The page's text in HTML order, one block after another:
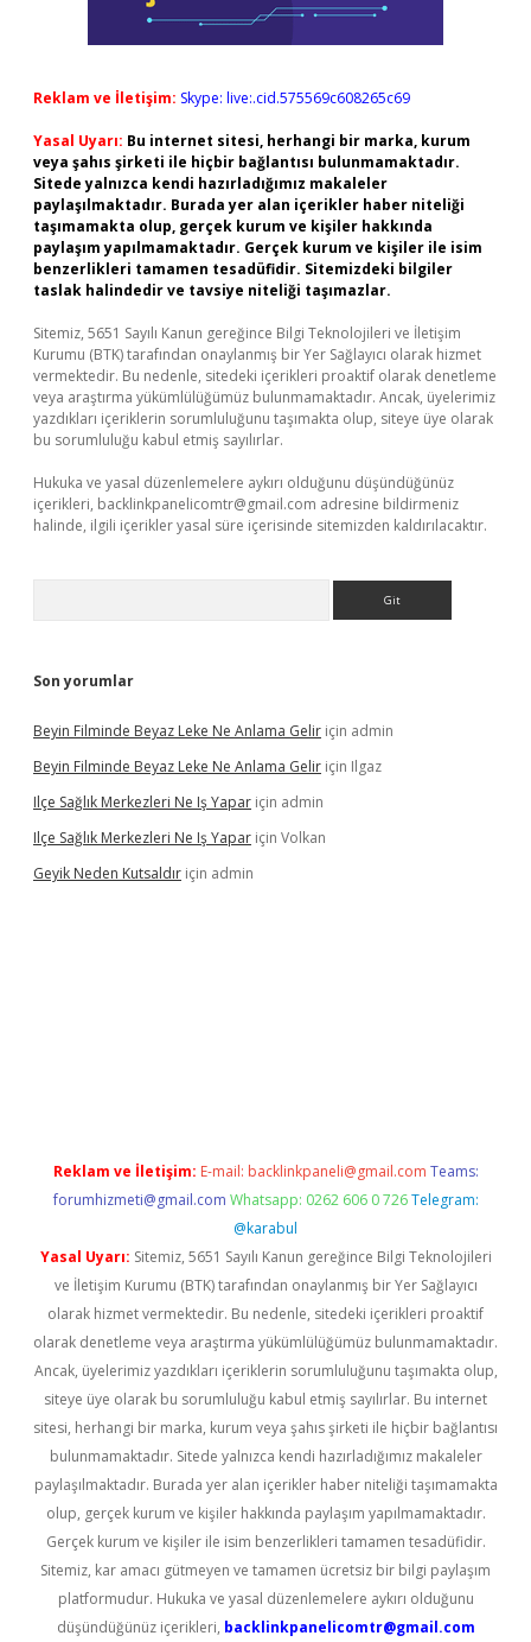
Reklam ve İletişim: Skype: live:.cid.575569c608265c69
Yasal Uyarı: Bu internet sitesi, herhangi bir marka, kurum
veya şahıs şirketi ile hiçbir bağlantısı bulunmamaktadır.
Sitede yalnızca kendi hazırladığımız makaleler
paylaşılmaktadır. Burada yer alan içerikler haber niteliği
taşımamakta olup, gerçek kurum ve kişiler hakkında
paylaşım yapılmamaktadır. Gerçek kurum ve kişiler ile isim
benzerlikleri tamamen tesadüfidir. Sitemizdeki bilgiler
taslak halindedir ve tavsiye niteliği taşımazlar.
Sitemiz, 5651 Sayılı Kanun gereğince Bilgi Teknolojileri ve İletişim
Kurumu (BTK) tarafından onaylanmış bir Yer Sağlayıcı olarak hizmet
vermektedir. Bu nedenle, sitedeki içerikleri proaktif olarak denetleme
veya araştırma yükümlülüğümüz bulunmamaktadır. Ancak, üyelerimiz
yazdıkları içeriklerin sorumluluğunu taşımakta olup, siteye üye olarak
bu sorumluluğu kabul etmiş sayılırlar.
Hukuka ve yasal düzenlemelere aykırı olduğunu düşündüğünüz
içerikleri, backlinkpanelicomtr@gmail.com adresine bildirmeniz
halinde, ilgili içerikler yasal süre içerisinde sitemizden kaldırılacaktır.
Son yorumlar
Beyin Filminde Beyaz Leke Ne Anlama Gelir için admin
Beyin Filminde Beyaz Leke Ne Anlama Gelir için Ilgaz
Ilçe Sağlık Merkezleri Ne Iş Yapar için admin
Ilçe Sağlık Merkezleri Ne Iş Yapar için Volkan
Geyik Neden Kutsaldır için admin
Reklam ve İletişim: E-mail: backlinkpaneli@gmail.com Teams:
forumhizmeti@gmail.com Whatsapp: 0262 606 0 726 Telegram:
@karabul
Yasal Uyarı: Sitemiz, 5651 Sayılı Kanun gereğince Bilgi Teknolojileri
ve İletişim Kurumu (BTK) tarafından onaylanmış bir Yer Sağlayıcı
olarak hizmet vermektedir. Bu nedenle, sitedeki içerikleri proaktif
olarak denetleme veya araştırma yükümlülüğümüz bulunmamaktadır.
Ancak, üyelerimiz yazdıkları içeriklerin sorumluluğunu taşımakta olup,
siteye üye olarak bu sorumluluğu kabul etmiş sayılırlar. Bu internet
sitesi, herhangi bir marka, kurum veya şahıs şirketi ile hiçbir bağlantısı
bulunmamaktadır. Sitede yalnızca kendi hazırladığımız makaleler
paylaşılmaktadır. Burada yer alan içerikler haber niteliği taşımamakta
olup, gerçek kurum ve kişiler hakkında paylaşım yapılmamaktadır.
Gerçek kurum ve kişiler ile isim benzerlikleri tamamen tesadüfidir.
Sitemiz, kar amacı gütmeyen ve tamamen ücretsiz bir bilgi paylaşım
platformudur. Hukuka ve yasal düzenlemelere aykırı olduğunu
düşündüğünüz içerikleri, backlinkpanelicomtr@gmail.com